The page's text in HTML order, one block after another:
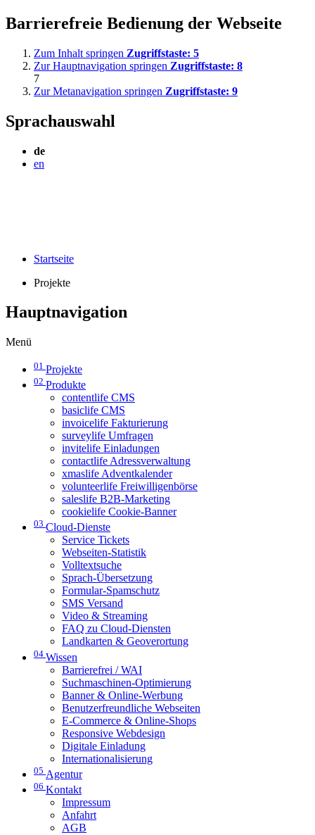
Barrierefreie Bedienung der Webseite
Zum Inhalt springen Zugriffstaste: 5
Zur Hauptnavigation springen Zugriffstaste: 8
7
Zur Metanavigation springen Zugriffstaste: 9
Sprachauswahl
de
en
Startseite
Projekte
Hauptnavigation
Menü
01 Projekte
02 Produkte
contentlife CMS
basiclife CMS
invoicelife Fakturierung
surveylife Umfragen
invitelife Einladungen
contactlife Adressverwaltung
xmaslife Adventkalender
volunteerlife Freiwilligenbörse
saleslife B2B-Marketing
cookielife Cookie-Banner
03 Cloud-Dienste
Service Tickets
Webseiten-Statistik
Volltextsuche
Sprach-Übersetzung
Formular-Spamschutz
SMS Versand
Video & Streaming
FAQ zu Cloud-Diensten
Landkarten & Geoverortung
04 Wissen
Barrierefrei / WAI
Suchmaschinen-Optimierung
Banner & Online-Werbung
Benutzerfreundliche Webseiten
E-Commerce & Online-Shops
Responsive Webdesign
Digitale Einladung
Internationalisierung
05 Agentur
06 Kontakt
Impressum
Anfahrt
AGB